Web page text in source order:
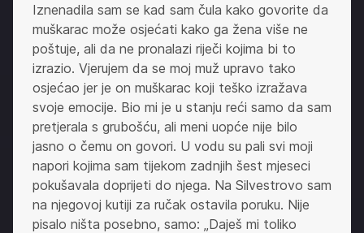
Iznenadila sam se kad sam čula kako govorite da
muškarac može osjećati kako ga žena više ne
poštuje, ali da ne pronalazi riječi kojima bi to
izrazio. Vjerujem da se moj muž upravo tako
osjećao jer je on muškarac koji teško izražava
svoje emocije. Bio mi je u stanju reći samo da sam
pretjerala s grubošću, ali meni uopće nije bilo
jasno o čemu on govori. U vodu su pali svi moji
napori kojima sam tijekom zadnjih šest mjeseci
pokušavala doprijeti do njega. Na Silvestrovo sam
na njegovoj kutiji za ručak ostavila poruku. Nije
pisalo ništa posebno, samo: „Daješ mi toliko